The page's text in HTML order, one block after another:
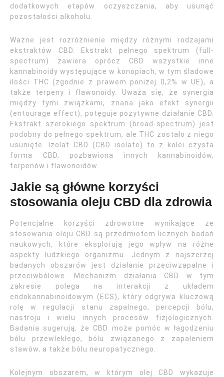
dodatkowych etapów oczyszczania, aby usunąć
pozostałości alkoholu.
Ważne jest rozróżnienie między różnymi rodzajami
ekstraktów CBD. Ekstrakt pełnego spektrum (full-
spectrum) zawiera oprócz CBD wszystkie inne
kannabinoidy występujące w konopiach, w tym śladowe
ilości THC (zgodnie z prawem poniżej 0,2% w UE), a
także terpeny i flawonoidy. Uważa się, że synergia
między tymi związkami, znana jako efekt synergii
(entourage effect), potęguje pozytywne działanie CBD.
Ekstrakt szerokiego spektrum (broad-spectrum) jest
podobny do pełnego spektrum, ale THC zostało z niego
usunięte. Izolat CBD (CBD isolate) to z kolei czysta
forma CBD, pozbawiona innych kannabinoidów,
terpenów i flawonoidów.
Jakie są główne korzyści
stosowania oleju CBD dla zdrowia
Potencjalne korzyści zdrowotne wynikające ze
stosowania oleju CBD są przedmiotem licznych badań
naukowych, które eksplorują jego wpływ na różne
aspekty ludzkiego organizmu. Jednym z najszerzej
badanych obszarów jest działanie przeciwzapalne i
przeciwbólowe. Mechanizm działania CBD w tym
zakresie polega na interakcji z układem
endokannabinoidowym (ECS), który odgrywa kluczową
rolę w regulacji stanu zapalnego, percepcji bólu,
nastroju i wielu innych procesów fizjologicznych.
Badania sugerują, że CBD może pomóc w łagodzeniu
bólu przewlekłego, bólu związanego z zapaleniem
stawów, a także bólu neuropatycznego.
Kolejnym obszarem, w którym olej CBD wykazuje